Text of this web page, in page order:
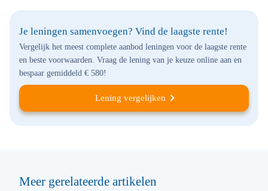
Je leningen samenvoegen? Vind de laagste rente!
Vergelijk het meest complete aanbod leningen voor de laagste rente
en beste voorwaarden. Vraag de lening van je keuze online aan en
bespaar gemiddeld € 580!
Lening vergelijken
Meer gerelateerde artikelen